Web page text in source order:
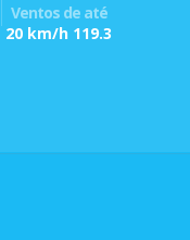
Ventos de até
20 km/h 119.3